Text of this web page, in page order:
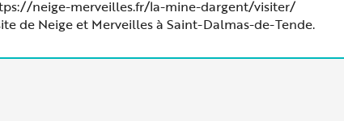
neige-merveilles.fr/la-mine-dargent/visiter/
de Neige et Merveilles à Saint-Dalmas-de-Tende.